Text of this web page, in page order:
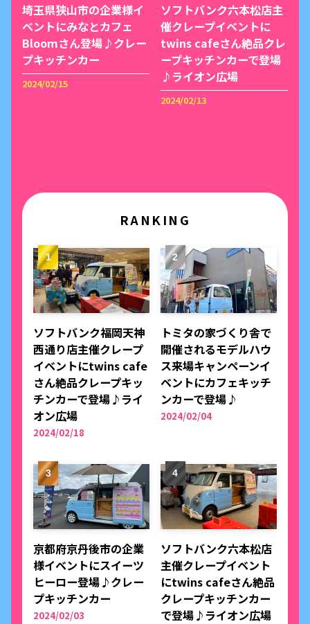
埼玉県狭山市の企業様イ
ベントにみなとカフェ
Bloomさん登場♪クレー
プキッチンカー
2024/02/15
ソフトバンク六本松店主
催クレープイベントに
twins cafeさん絶品クレ
ープキッチンカーで登場
♪ライオン広場
2024/02/13
RANKING
ソフトバンク福岡天神
西通り店主催クレープ
イベントにtwins cafe
さん絶品クレープキッ
チンカーで登場♪ライ
オン広場
2024/02/18
トミタの家づくり舎で
開催されるモデルハウ
ス来場キャンペーンイ
ベントにカフェキッチ
ンカーで登場♪
2024/02/04
京都府京丹後市の企業
様イベントにスイーツ
ヒーロー登場♪クレー
プキッチンカー
2024/02/03
ソフトバンク六本松店
主催クレープイベント
にtwins cafeさん絶品
クレープキッチンカー
で登場♪ライオン広場